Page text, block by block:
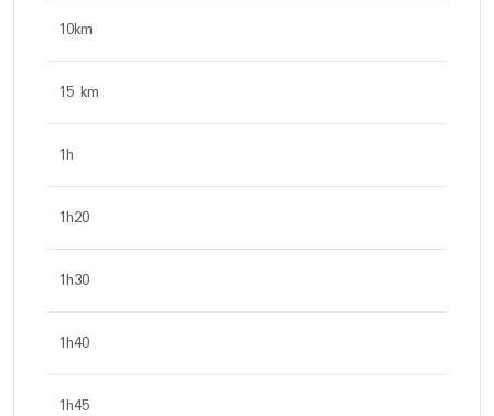
10km
15 km
1h
1h20
1h30
1h40
1h45